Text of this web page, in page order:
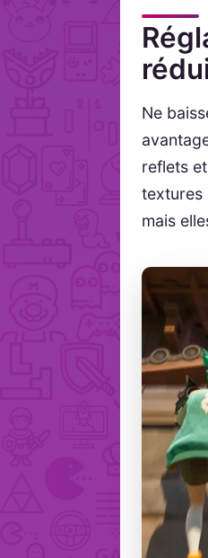
Ne
reflets
textures
mais